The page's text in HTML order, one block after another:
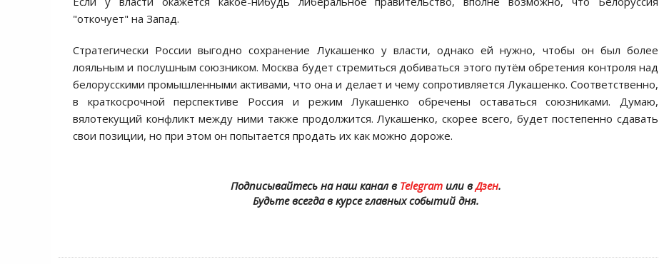
"откочует" на Запад.
Стратегически России выгодно сохранение Лукашенко у власти, однако ей нужно, чтобы он был более
лояльным и послушным союзником. Москва будет стремиться добиваться этого путём обретения контроля над
белорусскими промышленными активами, что она и делает и чему сопротивляется Лукашенко. Соответственно,
в краткосрочной перспективе Россия и режим Лукашенко обречены оставаться союзниками. Думаю,
вялотекущий конфликт между ними также продолжится. Лукашенко, скорее всего, будет постепенно сдавать
свои позиции, но при этом он попытается продать их как можно дороже.
Подписывайтесь на наш канал в Telegramили вДзен.
Будьте всегда в курсе главных событий дня.